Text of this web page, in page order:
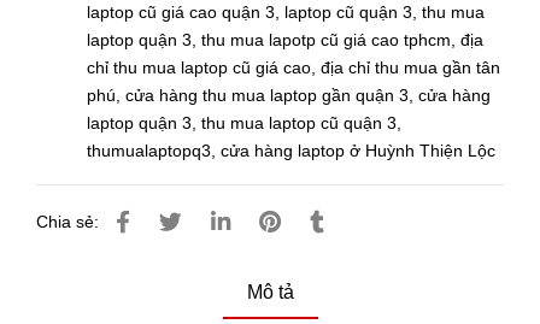
laptop cũ giá cao quận 3
laptop cũ quận 3 thu mua
laptop quận 3 thu mua lapotp cũ giá cao tphcm địa
chỉ thu mua laptop cũ giá cao địa chỉ thu mua gần tân
phú cửa hàng thu mua laptop gần quận 3 cửa hàng
laptop quận 3 thu mua laptop cũ quận 3
thumualaptopq3 cửa hàng laptop ở Huỳnh Thiện Lộc
Chia sẻ:
Mô tả